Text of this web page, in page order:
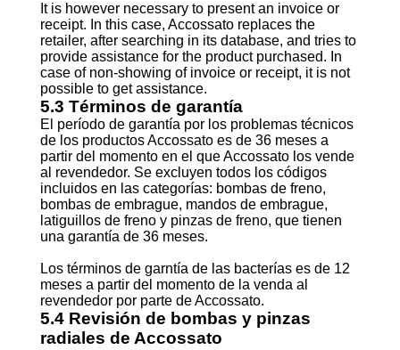
It is however necessary to present an invoice or
receipt. In this case, Accossato replaces the
retailer, after searching in its database, and tries to
provide assistance for the product purchased. In
case of non-showing of invoice or receipt, it is not
possible to get assistance.
5.3 Términos de garantía
El período de garantía por los problemas técnicos
de los productos Accossato es de 36 meses a
partir del momento en el que Accossato los vende
al revendedor. Se excluyen todos los códigos
incluidos en las categorías: bombas de freno,
bombas de embrague, mandos de embrague,
latiguillos de freno y pinzas de freno, que tienen
una garantía de 36 meses.
Los términos de garntía de las bacterías es de 12
meses a partir del momento de la venda al
revendedor por parte de Accossato.
5.4 Revisión de bombas y pinzas
radiales de Accossato